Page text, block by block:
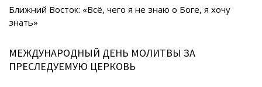
ki
Ближний Восток: «Всё, чего я не знаю о Боге, я хочу
знать»
МЕЖДУНАРОДНЫЙ ДЕНЬ МОЛИТВЫ ЗА
ПРЕСЛЕДУЕМУЮ ЦЕРКОВЬ